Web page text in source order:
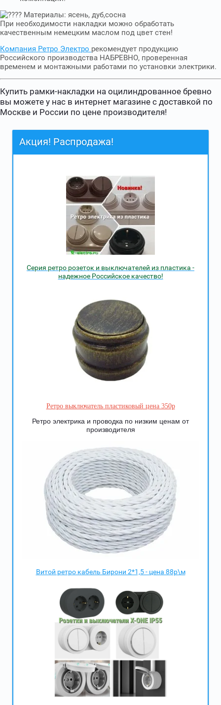
Материалы: ясень, дуб,сосна
При необходимости накладки можно обработать
качественным немецким маслом под цвет стен!
Компания Ретро Электро рекомендует продукцию
Российского производства НАБРЕВНО, проверенная
временем и монтажными работами по установки электрики.
Купить рамки-накладки на оцилиндрованное бревно
вы можете у нас в интернет магазине с доставкой по
Москве и России по цене производителя!
Акция! Распродажа!
Серия ретро розеток и выключателей из пластика -
надежное Российское качество!
Ретро выключатель пластиковый цена 350р
Ретро электрика и проводка по низким ценам от
производителя
Витой ретро кабель Бирони 2*1,5 - цена 88р\м